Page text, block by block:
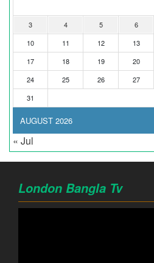
AUGUST 2026
3
4 5 6
10
11 12 13
17
18 19 20
24
25 26 27
31
« Jul
London Bangla Tv